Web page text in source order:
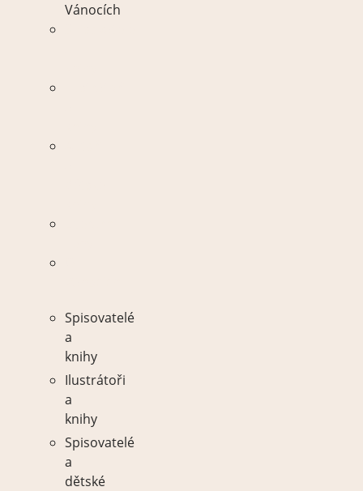
Vánocích
Spisovatelé
a
knihy
Ilustrátoři
a
knihy
Spisovatelé
a
dětské